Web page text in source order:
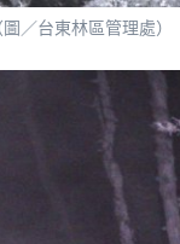
／台東林區管理處）